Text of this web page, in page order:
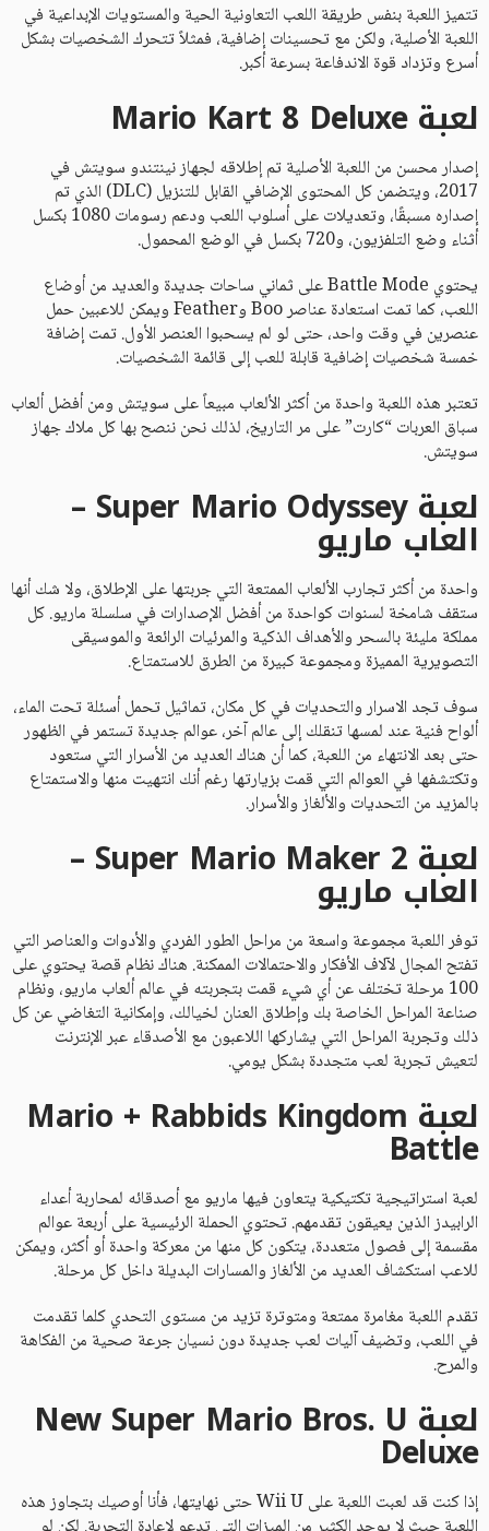
تتميز اللعبة بنفس طريقة اللعب التعاونية الحية والمستويات الإبداعية في
اللعبة الأصلية، ولكن مع تحسينات إضافية، فمثلاً تتحرك الشخصيات بشكل
أسرع وتزداد قوة الاندفاعة بسرعة أكبر.
لعبة Mario Kart 8 Deluxe
إصدار محسن من اللعبة الأصلية تم إطلاقه لجهاز نينتندو سويتش في
2017، ويتضمن كل المحتوى الإضافي القابل للتنزيل (DLC) الذي تم
إصداره مسبقًا، وتعديلات على أسلوب اللعب ودعم رسومات 1080 بكسل
أثناء وضع التلفزيون، و720 بكسل في الوضع المحمول.
يحتوي Battle Mode على ثماني ساحات جديدة والعديد من أوضاع
اللعب، كما تمت استعادة عناصر Boo وFeather ويمكن للاعبين حمل
عنصرين في وقت واحد، حتى لو لم يسحبوا العنصر الأول. تمت إضافة
خمسة شخصيات إضافية قابلة للعب إلى قائمة الشخصيات.
تعتبر هذه اللعبة واحدة من أكثر الألعاب مبيعاً على سويتش ومن أفضل ألعاب
سباق العربات “كارت” على مر التاريخ، لذلك نحن ننصح بها كل ملاك جهاز
سويتش.
لعبة Super Mario Odyssey –
العاب ماريو
واحدة من أكثر تجارب الألعاب الممتعة التي جربتها على الإطلاق، ولا شك أنها
ستقف شامخة لسنوات كواحدة من أفضل الإصدارات في سلسلة ماريو. كل
مملكة مليئة بالسحر والأهداف الذكية والمرئيات الرائعة والموسيقى
التصويرية المميزة ومجموعة كبيرة من الطرق للاستمتاع.
سوف تجد الاسرار والتحديات في كل مكان، تماثيل تحمل أسئلة تحت الماء،
ألواح فنية عند لمسها تنقلك إلى عالم آخر، عوالم جديدة تستمر في الظهور
حتى بعد الانتهاء من اللعبة، كما أن هناك العديد من الأسرار التي ستعود
وتكتشفها في العوالم التي قمت بزيارتها رغم أنك انتهيت منها والاستمتاع
بالمزيد من التحديات والألغاز والأسرار.
لعبة Super Mario Maker 2 –
العاب ماريو
توفر اللعبة مجموعة واسعة من مراحل الطور الفردي والأدوات والعناصر التي
تفتح المجال لآلاف الأفكار والاحتمالات الممكنة. هناك نظام قصة يحتوي على
100 مرحلة تختلف عن أي شيء قمت بتجربته في عالم ألعاب ماريو، ونظام
صناعة المراحل الخاصة بك وإطلاق العنان لخيالك، وإمكانية التغاضي عن كل
ذلك وتجربة المراحل التي يشاركها اللاعبون مع الأصدقاء عبر الإنترنت
لتعيش تجربة لعب متجددة بشكل يومي.
لعبة Mario + Rabbids Kingdom
Battle
لعبة استراتيجية تكتيكية يتعاون فيها ماريو مع أصدقائه لمحاربة أعداء
الرابيدز الذين يعيقون تقدمهم. تحتوي الحملة الرئيسية على أربعة عوالم
مقسمة إلى فصول متعددة، يتكون كل منها من معركة واحدة أو أكثر، ويمكن
للاعب استكشاف العديد من الألغاز والمسارات البديلة داخل كل مرحلة.
تقدم اللعبة مغامرة ممتعة ومتوترة تزيد من مستوى التحدي كلما تقدمت
في اللعب، وتضيف آليات لعب جديدة دون نسيان جرعة صحية من الفكاهة
والمرح.
لعبة New Super Mario Bros. U
Deluxe
إذا كنت قد لعبت اللعبة على Wii U حتى نهايتها، فأنا أوصيك بتجاوز هذه